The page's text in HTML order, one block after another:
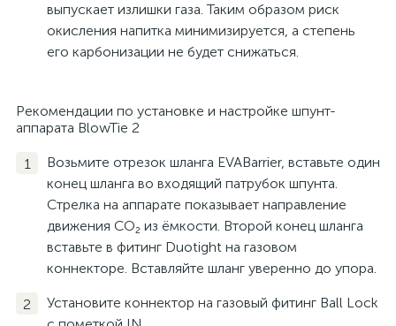
выпускает излишки газа. Таким образом риск
окисления напитка минимизируется, а степень
его карбонизации не будет снижаться.
Рекомендации по установке и настройке шпунт-
аппарата BlowTie 2
Возьмите отрезок шланга EVABarrier, вставьте один
конец шланга во входящий патрубок шпунта.
Стрелка на аппарате показывает направление
движения СО₂ из ёмкости. Второй конец шланга
вставьте в фитинг Duotight на газовом
коннекторе. Вставляйте шланг уверенно до упора.
Установите коннектор на газовый фитинг Ball Lock